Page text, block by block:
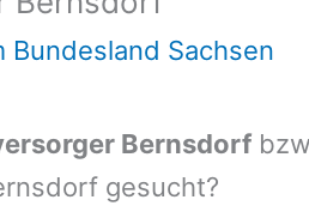
Bundesland Sachsen
Bernsdorf
gesucht?